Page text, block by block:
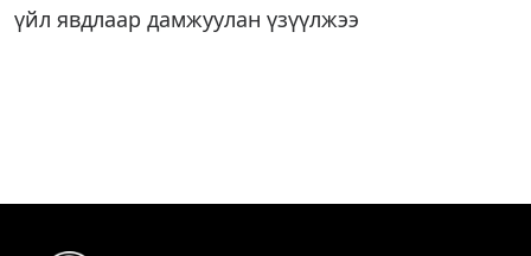
үйл явдлаар дамжуулан үзүүлжээ